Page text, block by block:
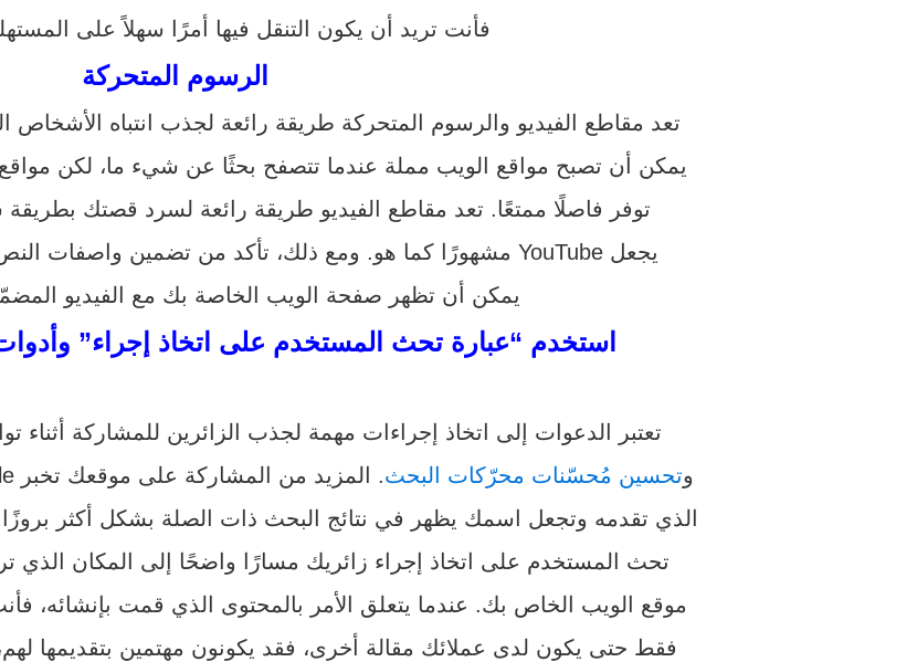
فأنت تريد أن يكون التنقل فيها أمرًا سهلاً على
الرسوم المتحركة
تعد مقاطع الفيديو والرسوم المتحركة طريقة رائعة لجذب انتباه
يمكن أن تصبح مواقع الويب مملة عندما تتصفح بحثًا عن شيء ما، لكن
توفر فاصلًا ممتعًا. تعد مقاطع الفيديو طريقة رائعة لسرد قصتك
يجعل YouTube مشهورًا كما هو. ومع ذلك، تأكد من تضمين واصفات النص و “العلامات” لمقطع فيديو، بحيث
يمكن أن تظهر صفحة الويب الخاصة بك مع الفيديو
استخدم “عبارة تحث المستخدم على اتخاذ إجراء”
تعتبر الدعوات إلى اتخاذ إجراءات مهمة لجذب الزائرين للمشاركة
وتحسين مُحسّنات محرّكات البحث. المزيد من المشاركة على موقعك تخبر Google أن الأشخاص مهتمون بالمحتوى
الذي تقدمه وتجعل اسمك يظهر في نتائج البحث ذات الصلة بشكل أكثر بروزًا.
تحث المستخدم على اتخاذ إجراء زائريك مسارًا واضحًا إلى المكان الذي
موقع الويب الخاص بك. عندما يتعلق الأمر بالمحتوى الذي قمت بإنشائه،
فقط حتى يكون لدى عملائك مقالة أخرى، فقد يكونون مهتمين بتقديمها